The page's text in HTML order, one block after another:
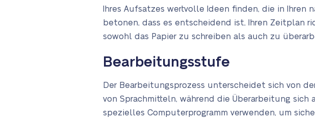
Ihres Aufsatzes wertvolle Ideen finden, die in
betonen, dass es entscheidend ist, Ihren Zeitplan
sowohl das Papier zu schreiben als auch zu
Bearbeitungsstufe
Der Bearbeitungsprozess unterscheidet sich von
von Sprachmitteln, während die Überarbeitung
spezielles Computerprogramm verwenden, um